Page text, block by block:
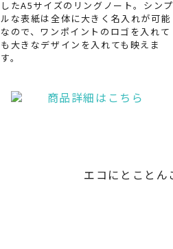
したA5サイズのリングノート。シンプ
ルな表紙は全体に大きく名入れが可能
なので、ワンポイントのロゴを入れて
も大きなデザインを入れても映えま
す。